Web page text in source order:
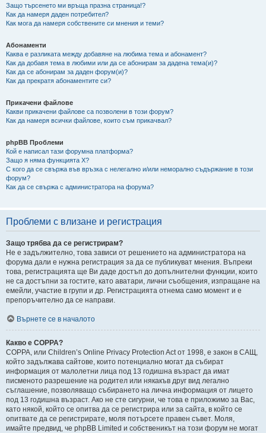
Защо търсенето ми връща празна страница!?
Как да намеря даден потребител?
Как мога да намеря собствените си мнения и теми?
Абонаменти
Каква е разликата между добавяне на любима тема и абонамент?
Как да добавя тема в любими или да се абонирам за дадена тема(и)?
Как да се абонирам за даден форум(и)?
Как да прекратя абонаментите си?
Прикачени файлове
Какви прикачени файлове са позволени в този форум?
Как да намеря всички файлове, които съм прикачвал?
phpBB Проблеми
Кой е написал тази форумна платформа?
Защо я няма функцията X?
С кого да се свържа във връзка с нелегално и/или неморално съдържание в този
форум?
Как да се свържа с администратора на форума?
Проблеми с влизане и регистрация
Защо трябва да се регистрирам?
Не е задължително, това зависи от решението на администратора на
форума дали е нужна регистрация за да се публикуват мнения. Въпреки
това, регистрацията ще Ви даде достъп до допълнителни функции, които
не са достъпни за гостите, като аватари, лични съобщения, изпращане на
емейли, участие в групи и др. Регистрацията отнема само момент и е
препоръчително да се направи.
Върнете се в началото
Какво е COPPA?
COPPA, или Children’s Online Privacy Protection Act от 1998, е закон в САЩ,
който задължава сайтове, които потенциално могат да събират
информация от малолетни лица под 13 годишна възраст да имат
писменото разрешение на родител или някакъв друг вид легално
съглашение, позволяващо събирането на лична информация от лицето
под 13 годишна възраст. Ако не сте сигурни, че това е приложимо за Вас,
като някой, който се опитва да се регистрира или за сайта, в който се
опитвате да се регистрирате, моля потърсете правен съвет. Моля,
имайте предвид, че phpBB Limited и собственикът на този форум не могат